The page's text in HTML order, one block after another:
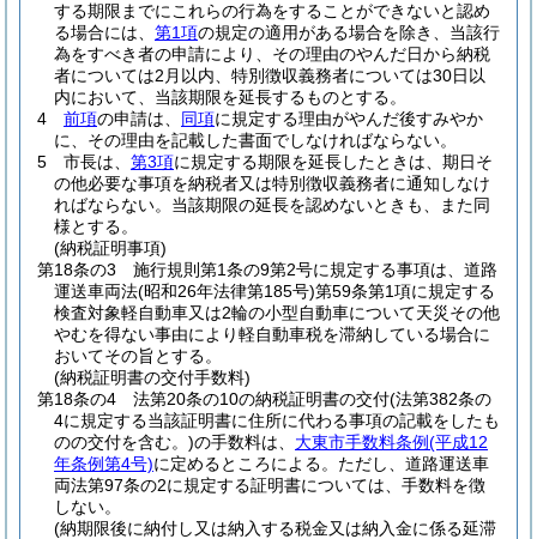
する期限までにこれらの行為をすることができないと認め
る場合には、 第1項の規定の適用がある場合を除き、当該行
為をすべき者の申請により、その理由のやんだ日から納税
者については2月以内、特別徴収義務者については30日以
内において、当該期限を延長するものとする。
4
前項の申請は、 同項に規定する理由がやんだ後すみやか
に、その理由を記載した書面でしなければならない。
5
市長は、 第3項に規定する期限を延長したときは、期日そ
の他必要な事項を納税者又は特別徴収義務者に通知しなけ
ればならない。 当該期限の延長を認めないときも、また同
様とする。
(納税証明事項)
第18条の3
施行規則第1条の9第2号に規定する事項は、道路
運送車両法(昭和26年法律第185号)第59条第1項に規定する
検査対象軽自動車又は2輪の小型自動車について天災その他
やむを得ない事由により軽自動車税を滞納している場合に
おいてその旨とする。
(納税証明書の交付手数料)
第18条の4
法第20条の10の納税証明書の交付(法第382条の
4に規定する当該証明書に住所に代わる事項の記載をしたも
のの交付を含む。)の手数料は、 大東市手数料条例(平成12
年条例第4号)に定めるところによる。 ただし、道路運送車
両法第97条の2に規定する証明書については、手数料を徴
しない。
(納期限後に納付し又は納入する税金又は納入金に係る延滞